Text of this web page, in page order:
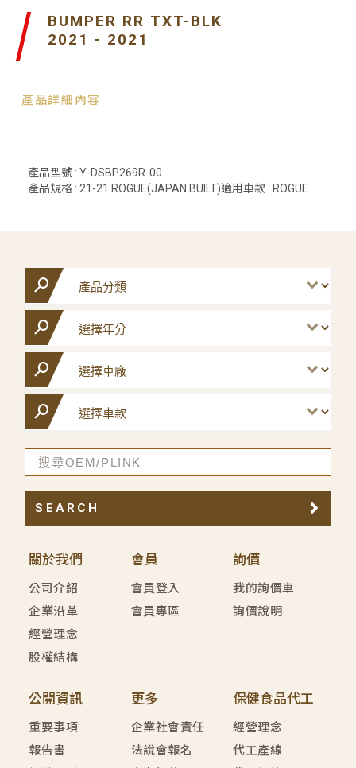
BUMPER RR TXT-BLK
2021 - 2021
產品詳細內容
產品型號 : Y-DSBP269R-00
產品規格 : 21-21 ROGUE(JAPAN BUILT)適用車款 : ROGUE
關於我們
公司介紹
企業沿革
經營理念
股權結構
會員
會員登入
會員專區
詢價
我的詢價車
詢價說明
公開資訊
重要事項
報告書
更多
企業社會責任
法說會報名
保健食品代工
經營理念
代工產線
SEARCH